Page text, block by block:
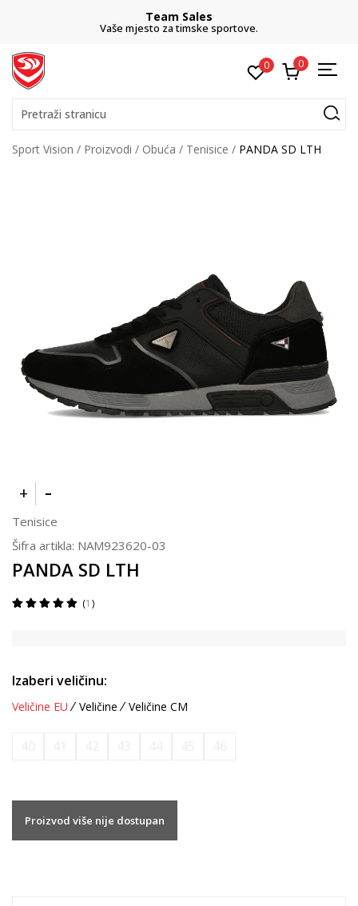
Team Sales
Vaše mjesto za timske sportove.
0 0
Pretraži stranicu
Sport Vision Proizvodi Obuća Tenisice PANDA SD LTH
Tenisice
Šifra artikla: NAM923620-03
PANDA SD LTH
1
Izaberi veličinu:
Veličine EU Veličine Veličine CM
Proizvod više nije dostupan